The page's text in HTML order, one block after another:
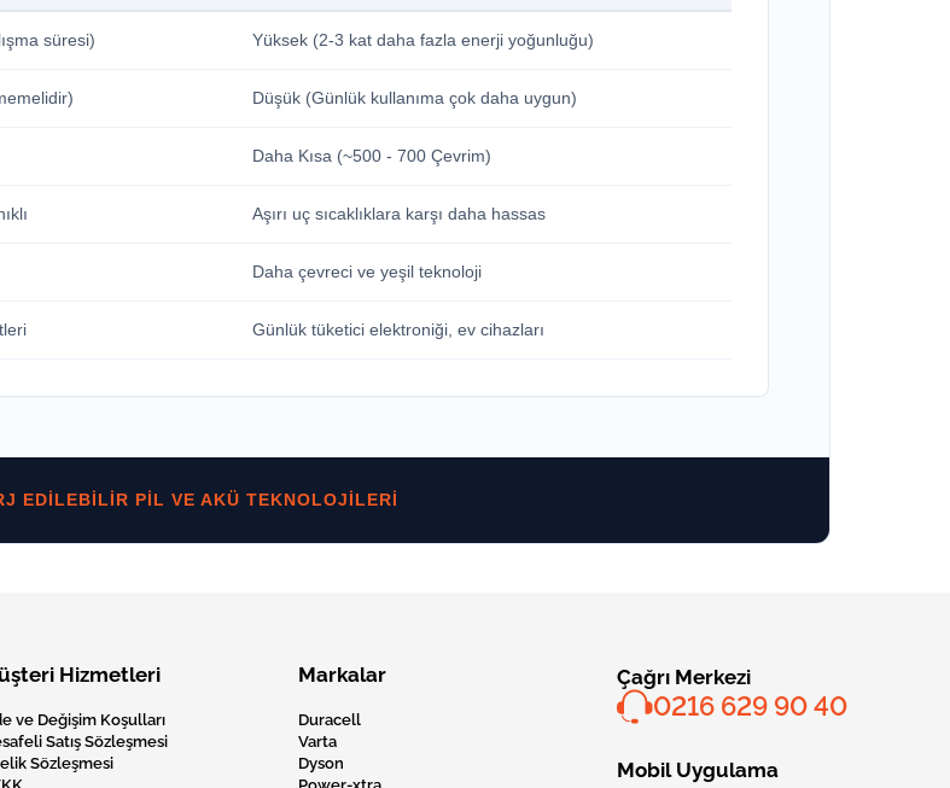
süresi) Yüksek (2-3 kat daha fazla enerji yoğunluğu)
Düşük (Günlük kullanıma çok daha uygun)
Daha Kısa (~500 - 700 Çevrim)
Aşırı uç sıcaklıklara karşı daha hassas
Daha çevreci ve yeşil teknoloji
Günlük tüketici elektroniği, ev cihazları
EDİLEBİLİR PİL VE AKÜ TEKNOLOJİLERİ
Hizmetleri
ve Değişim Koşulları
Satış Sözleşmesi
Sözleşmesi
Markalar
Duracell
Varta
Dyson
Çağrı Merkezi
0216 629 90 40
Mobil Uygulama